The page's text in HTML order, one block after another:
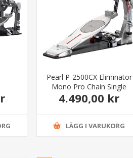
Pearl P-2500CX Eliminator
Mono Pro Chain Single
Pedal
4.490,00 kr
LÄGG I VARUKORG